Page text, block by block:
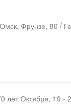
Фрунзе, 80 /
лет Октября, 19 -